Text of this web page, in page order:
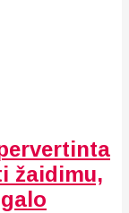
žaidimu,